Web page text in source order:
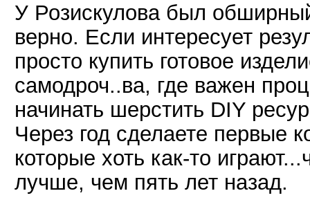
У Розискулова был
верно. Если интересует
просто купить готовое
самодроч..ва, где важен
начинать шерстить DIY
Через год сделаете первые
которые хоть как-то
лучше, чем пять лет назад.